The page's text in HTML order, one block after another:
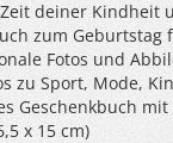
deiner Kindheit
zum Geburtstag
Fotos und
zu Sport, Mode,
Geschenkbuch mit
x 15 cm)